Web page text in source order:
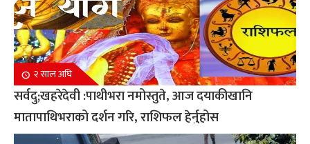
२ साल अघि
सर्वदु;खहरेदेवी :पाथीभरा नमोस्तुते, आज दयाकीखानि
मातापाथिभराको दर्शन गरि, राशिफल हेर्नुहोस